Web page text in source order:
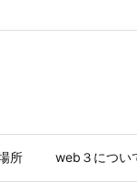
所 web３につい